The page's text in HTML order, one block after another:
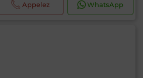
Appelez WhatsApp